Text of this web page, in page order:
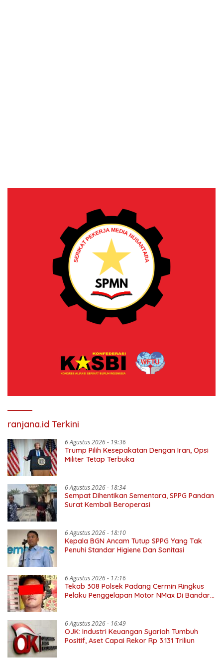
ranjana.id Terkini
6 Agustus 2026 - 19:36
Trump Pilih Kesepakatan Dengan Iran, Opsi
Militer Tetap Terbuka
6 Agustus 2026 - 18:34
Sempat Dihentikan Sementara, SPPG Pandan
Surat Kembali Beroperasi
6 Agustus 2026 - 18:10
Kepala BGN Ancam Tutup SPPG Yang Tak
Penuhi Standar Higiene Dan Sanitasi
6 Agustus 2026 - 17:16
Tekab 308 Polsek Padang Cermin Ringkus
Pelaku Penggelapan Motor NMax Di Bandar
6 Agustus 2026 - 16:49
OJK: Industri Keuangan Syariah Tumbuh
Positif, Aset Capai Rekor Rp 3.131 Triliun